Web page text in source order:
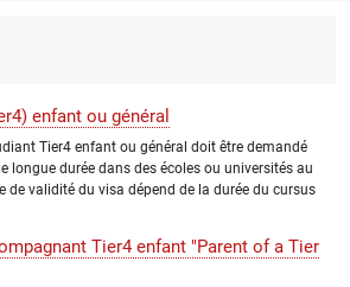
enfant ou général
Tier4 enfant ou général doit être demandé
longue durée dans des écoles ou universités au
de validité du visa dépend de la durée du cursus
Tier4 enfant "Parent of a Tier